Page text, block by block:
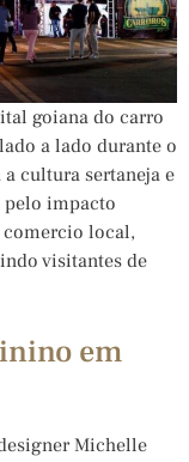
goiana do carro
a lado durante o
cultura sertaneja e
pelo impacto
local,
visitantes de
em
Michelle